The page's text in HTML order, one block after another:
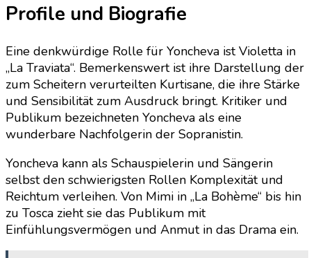
Profile und Biografie
Eine denkwürdige Rolle für Yoncheva ist Violetta in
„La Traviata“. Bemerkenswert ist ihre Darstellung der
zum Scheitern verurteilten Kurtisane, die ihre Stärke
und Sensibilität zum Ausdruck bringt. Kritiker und
Publikum bezeichneten Yoncheva als eine
wunderbare Nachfolgerin der Sopranistin.
Yoncheva kann als Schauspielerin und Sängerin
selbst den schwierigsten Rollen Komplexität und
Reichtum verleihen. Von Mimi in „La Bohème“ bis hin
zu Tosca zieht sie das Publikum mit
Einfühlungsvermögen und Anmut in das Drama ein.